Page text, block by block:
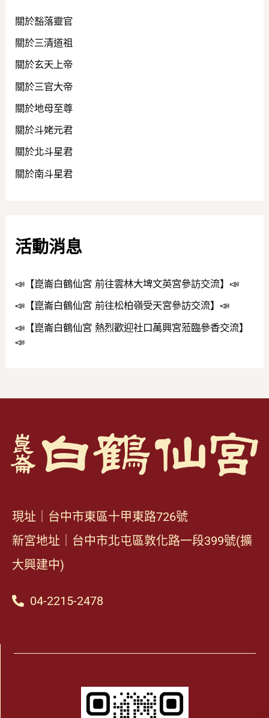
關於豁落靈官
關於三清道祖
關於玄天上帝
關於三官大帝
關於地母至尊
關於斗姥元君
關於北斗星君
關於南斗星君
活動消息
📣【崑崙白鶴仙宮 前往雲林大埤文英宮參訪交流】📣
📣【崑崙白鶴仙宮 前往松柏嶺受天宮參訪交流】📣
📣【崑崙白鶴仙宮 熱烈歡迎社口萬興宮蒞臨參香交流】
📣
現址｜台中市東區十甲東路726號
新宮地址｜台中市北屯區敦化路一段399號(擴
大興建中)
04-2215-2478